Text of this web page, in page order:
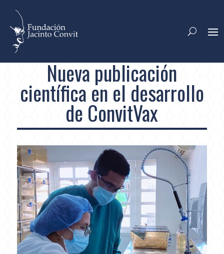
Nueva publicación
científica en el desarrollo
de ConvitVax